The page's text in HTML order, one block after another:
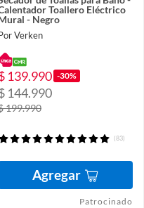
Toallero Eléctrico
- Negro
Verken
139.990 -30%
144.990
199.990
(83)
Agregar
Patrocinado